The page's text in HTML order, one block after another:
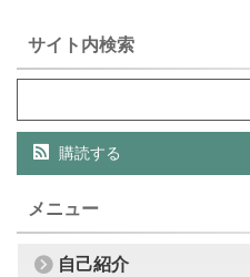
サイト内検索
購読する
メニュー
自己紹介